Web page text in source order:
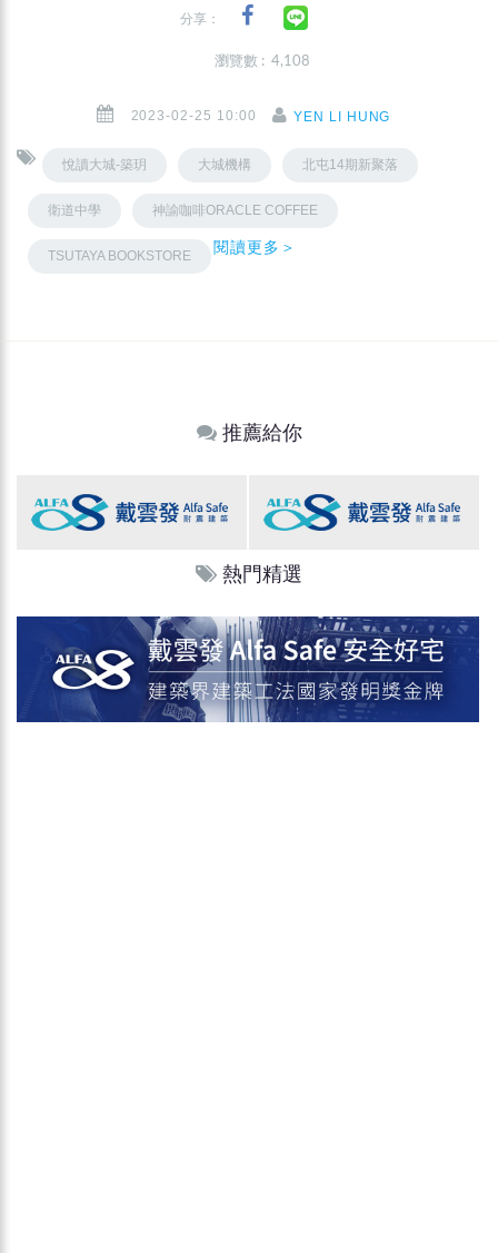
分享：
瀏覽數 : 4,108
2023-02-25 10:00 YEN LI HUNG
悅讀大城-築玥 大城機構 北屯14期新聚落
衛道中學 神諭咖啡ORACLE COFFEE
TSUTAYA BOOKSTORE 閱讀更多＞
推薦給你
熱門精選